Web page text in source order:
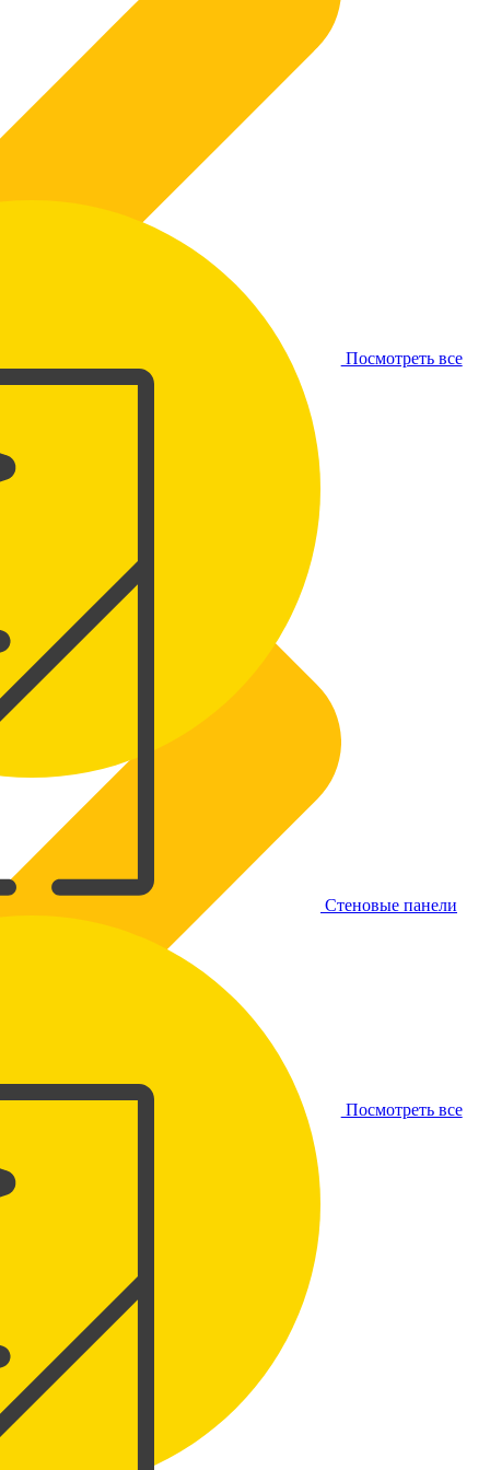
Посмотреть все
Посмотреть все
Стеновые панели